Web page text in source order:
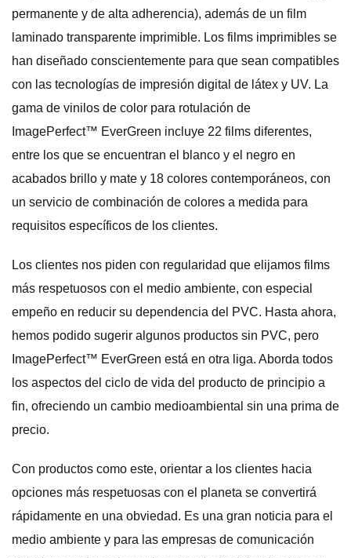
permanente y de alta adherencia), además de un film
laminado transparente imprimible. Los films imprimibles se
han diseñado conscientemente para que sean compatibles
con las tecnologías de impresión digital de látex y UV. La
gama de vinilos de color para rotulación de
ImagePerfect™ EverGreen incluye 22 films diferentes,
entre los que se encuentran el blanco y el negro en
acabados brillo y mate y 18 colores contemporáneos, con
un servicio de combinación de colores a medida para
requisitos específicos de los clientes.
Los clientes nos piden con regularidad que elijamos films
más respetuosos con el medio ambiente, con especial
empeño en reducir su dependencia del PVC. Hasta ahora,
hemos podido sugerir algunos productos sin PVC, pero
ImagePerfect™ EverGreen está en otra liga. Aborda todos
los aspectos del ciclo de vida del producto de principio a
fin, ofreciendo un cambio medioambiental sin una prima de
precio.
Con productos como este, orientar a los clientes hacia
opciones más respetuosas con el planeta se convertirá
rápidamente en una obviedad. Es una gran noticia para el
medio ambiente y para las empresas de comunicación